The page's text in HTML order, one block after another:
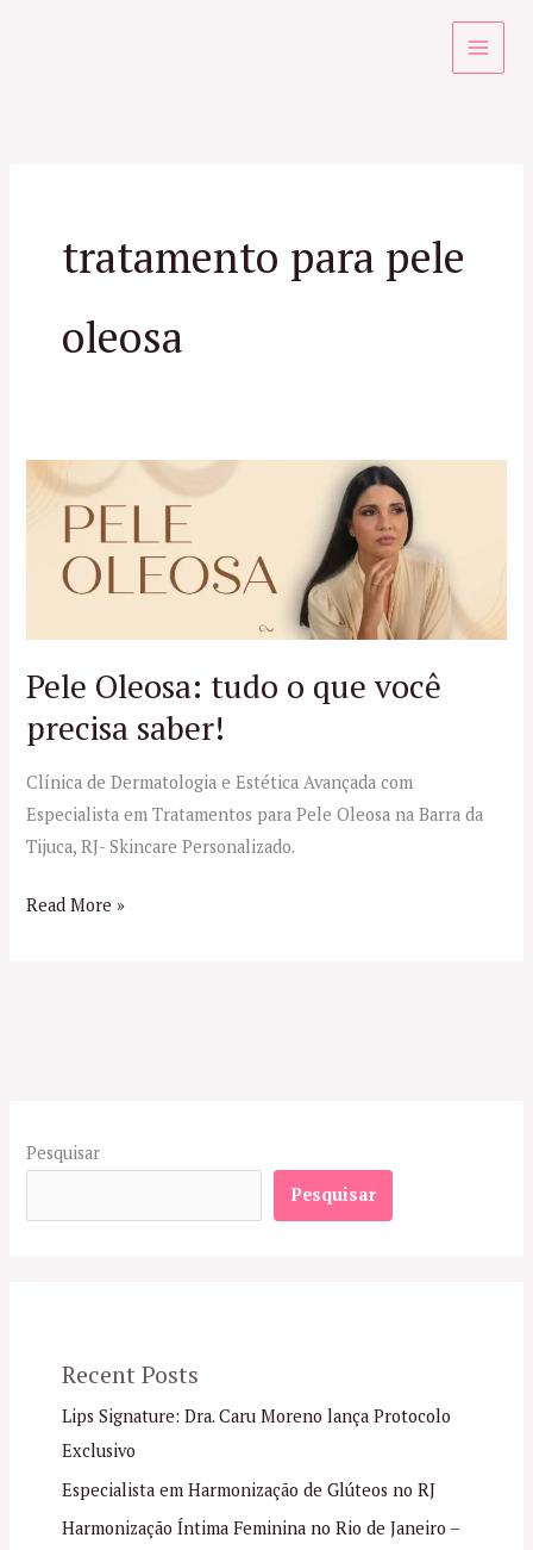
tratamento para pele
oleosa
Pele Oleosa: tudo o que você
precisa saber!
Clínica de Dermatologia e Estética Avançada com
Especialista em Tratamentos para Pele Oleosa na Barra da
Tijuca, RJ- Skincare Personalizado.
Pele
Oleosa:
você
saber!
Read More »
Pesquisar
Pesquisar
Recent Posts
Lips Signature: Dra. Caru Moreno lança Protocolo
Exclusivo
Especialista em Harmonização de Glúteos no RJ
Harmonização Íntima Feminina no Rio de Janeiro –